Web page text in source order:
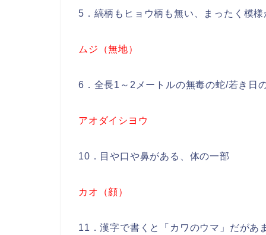
5．縞柄もヒョウ柄も無い、まったく模
ムジ（無地）
6．全長1～2メートルの無毒の蛇/若き日
アオダイシヨウ
10．目や口や鼻がある、体の一部
カオ（顔）
11．漢字で書くと「カワのウマ」だがあ